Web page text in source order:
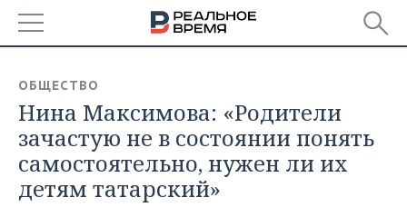
БАШКОРТОСТАН
ТАТАРСТАН
УДМУРТИЯ
НОВОСТИ
АНАЛИТИКА
НОВОСТИ АНАЛИТИКИ
ЭКОНОМИКА
ОБЩЕСТВО
Нина Максимова: «Родители
зачастую не в состоянии понять
самостоятельно, нужен ли их
детям татарский»